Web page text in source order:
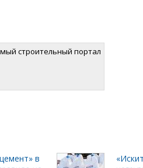
строительный портал
в